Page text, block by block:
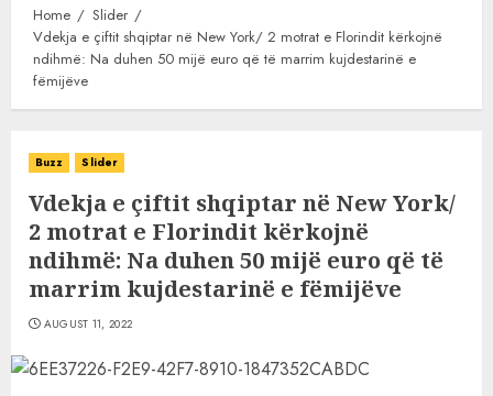
Home
Slider
Vdekja e çiftit shqiptar në New York/ 2 motrat e Florindit kërkojnë
ndihmë: Na duhen 50 mijë euro që të marrim kujdestarinë e
fëmijëve
Buzz Slider
Vdekja e çiftit shqiptar në New York/
2 motrat e Florindit kërkojnë
ndihmë: Na duhen 50 mijë euro që të
marrim kujdestarinë e fëmijëve
AUGUST 11, 2022